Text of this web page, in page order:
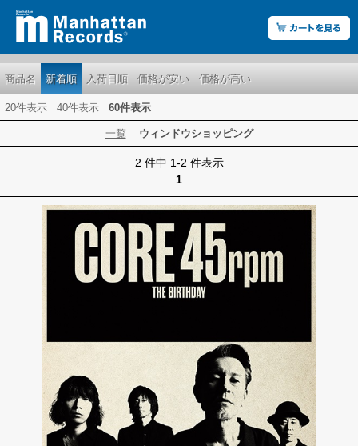
商品名 新着順 入荷日順 価格が安い 価格が高い
20件表示 40件表示 60件表示
一覧 ウィンドウショッピング
2 件中 1-2 件表示
1